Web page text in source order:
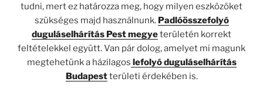
tudni, mert ez határozza meg, hogy milyen eszközöket
szükséges majd használnunk. Padlóösszefolyó
duguláselhárítás Pest megyeterületén korrekt
feltételekkel együtt. Van pár dolog, amelyet mi magunk
megtehetünk a házilagos lefolyó duguláselhárítás
Budapestterületi érdekében is.